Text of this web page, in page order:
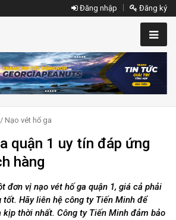
Đăng nhập Đăng ký
/ Nạo vét hố ga
quận 1 uy tín đáp ứng
hàng
đơn vị nạo vét hố ga quận 1, giá cả phải
Hãy liên hệ công ty Tiến Minh để
kịp thời nhất. Công ty Tiến Minh đảm bảo